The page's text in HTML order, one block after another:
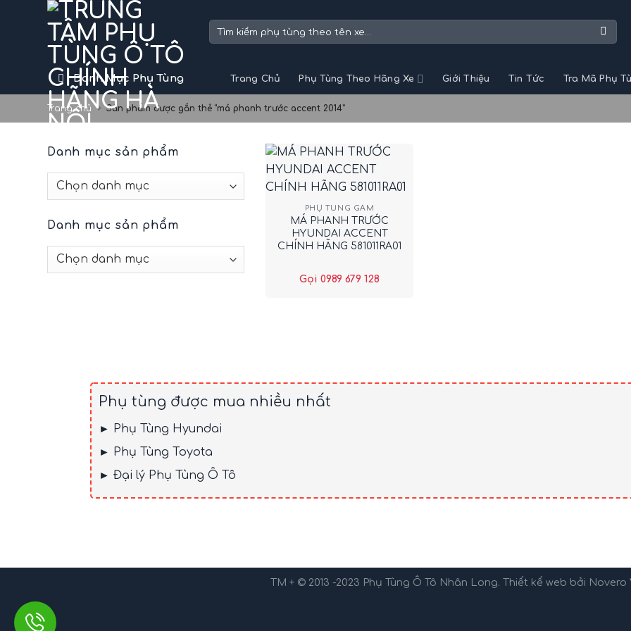
Tìm
Danh Mục Phụ Tùng Trang Chủ Phụ Tùng Theo Hãng Xe Giới Thiệu Tin Tức Tra Mã Phụ
Trang chủ Sản phẩm được gắn thẻ “má phanh trước accent 2014”
Danh mục sản phẩm
Danh mục sản phẩm
+
PHỤ TÙNG GẦM
MÁ PHANH TRƯỚC
HYUNDAI ACCENT
CHÍNH HÃNG 581011RA01
Gọi 0989 679 128
Phụ tùng được mua nhiều nhất
► Phụ Tùng Hyundai
► Phụ Tùng Toyota
► Đại lý Phụ Tùng Ô Tô
TM + © 2013 -2023 Phụ Tùng Ô Tô Nhân Long. Thiết kế web bởi Novero